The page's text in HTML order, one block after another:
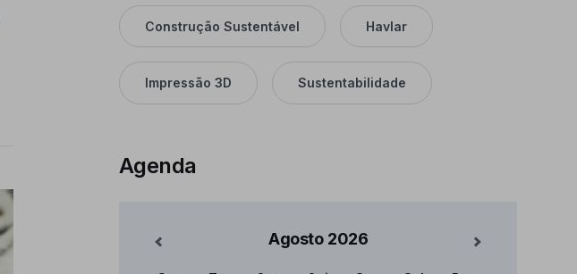
Construção Sustentável Havlar
Impressão 3D Sustentabilidade
Agenda
Agosto 2026
Mês Anterior Mês Seguinte